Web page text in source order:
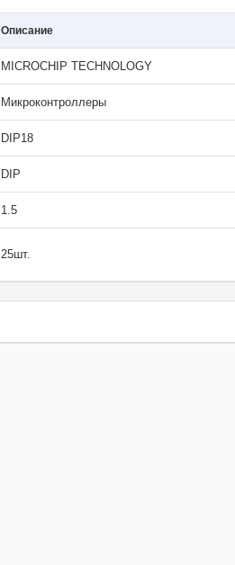
Описание
MICROCHIP TECHNOLOGY
Микроконтроллеры
DIP18
DIP
1.5
25шт.